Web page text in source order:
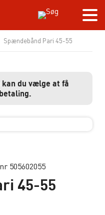
Spændebånd Pari 45-55
kan du vælge at få
505602055
45-55